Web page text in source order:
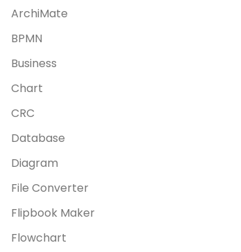
ArchiMate
BPMN
Business
Chart
CRC
Database
Diagram
File Converter
Flipbook Maker
Flowchart